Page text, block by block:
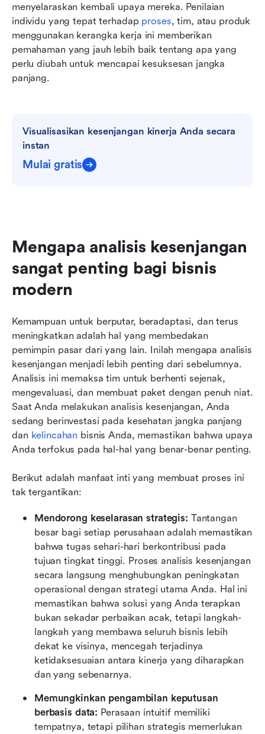
menyelaraskan kembali upaya mereka. Penilaian
individu yang tepat terhadap proses, tim, atau produk
menggunakan kerangka kerja ini memberikan
pemahaman yang jauh lebih baik tentang apa yang
perlu diubah untuk mencapai kesuksesan jangka
panjang.
Visualisasikan kesenjangan kinerja Anda secara
instan
Mulai gratis
Mengapa analisis kesenjangan
sangat penting bagi bisnis
modern
Kemampuan untuk berputar, beradaptasi, dan terus
meningkatkan adalah hal yang membedakan
pemimpin pasar dari yang lain. Inilah mengapa analisis
kesenjangan menjadi lebih penting dari sebelumnya.
Analisis ini memaksa tim untuk berhenti sejenak,
mengevaluasi, dan membuat paket dengan penuh niat.
Saat Anda melakukan analisis kesenjangan, Anda
sedang berinvestasi pada kesehatan jangka panjang
dan kelincahan bisnis Anda, memastikan bahwa upaya
Anda terfokus pada hal-hal yang benar-benar penting.
Berikut adalah manfaat inti yang membuat proses ini
tak tergantikan:
Mendorong keselarasan strategis: Tantangan
besar bagi setiap perusahaan adalah memastikan
bahwa tugas sehari-hari berkontribusi pada
tujuan tingkat tinggi. Proses analisis kesenjangan
secara langsung menghubungkan peningkatan
operasional dengan strategi utama Anda. Hal ini
memastikan bahwa solusi yang Anda terapkan
bukan sekadar perbaikan acak, tetapi langkah-
langkah yang membawa seluruh bisnis lebih
dekat ke visinya, mencegah terjadinya
ketidaksesuaian antara kinerja yang diharapkan
dan yang sebenarnya.
Memungkinkan pengambilan keputusan
berbasis data: Perasaan intuitif memiliki
tempatnya, tetapi pilihan strategis memerlukan